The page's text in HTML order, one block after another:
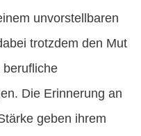
unvorstellbaren
trotzdem den Mut
berufliche
Die Erinnerung an
geben ihrem